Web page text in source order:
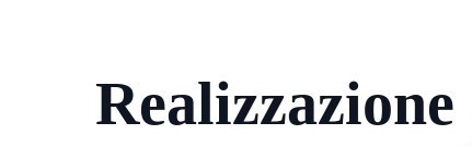
Realizzazione